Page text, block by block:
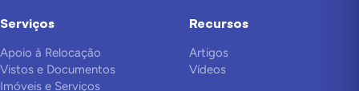
Serviços
Apoio à Relocação
Vistos e Documentos
Imóveis e Serviços
Recursos
Artigos
Vídeos